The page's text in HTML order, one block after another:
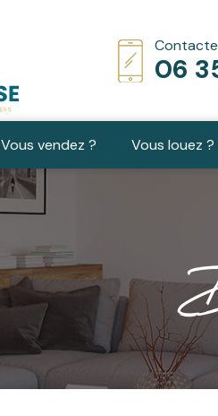
06
Vous vendez ? Vous louez ?